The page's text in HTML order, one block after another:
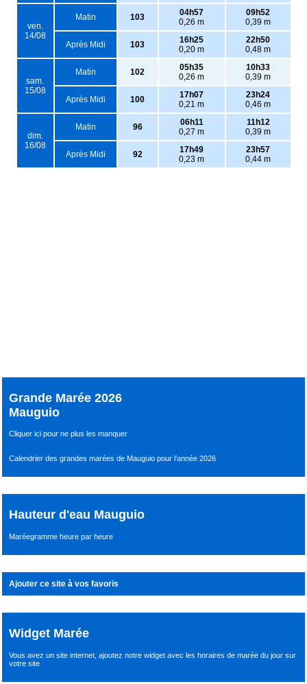
ven.
14/08
Matin 103
04h57
0,26 m
09h52
0,39 m
Après Midi 103
16h25
0,20 m
22h50
0,48 m
sam.
15/08
Matin 102
05h35
0,26 m
10h33
0,39 m
Après Midi 100
17h07
0,21 m
23h24
0,46 m
dim.
16/08
Matin 96
06h11
0,27 m
11h12
0,39 m
Après Midi 92
17h49
0,23 m
23h57
0,44 m
Grande Marée 2026
Mauguio
Cliquer ici pour ne plus les manquer
Calendrier des grandes marées de Mauguio pour l’année 2026
Hauteur d'eau Mauguio
Maréegramme heure par heure
Ajouter ce site à vos favoris
Widget Marée
Vous avez un site internet,ajoutez notre widget avec les horaires de marée du joursur
votre site